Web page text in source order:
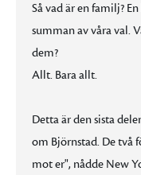
Så vad är en familj?
summan av våra val.
dem?
Allt. Bara allt.
Detta är den sista
om Björnstad. De två
mot er", nådde New